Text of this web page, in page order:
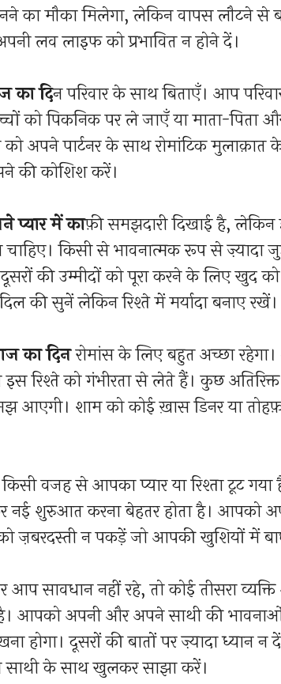
का मौका मिलेगा, लेकिन वापस लौटने
लव लाइफ को प्रभावित न होने दें।
का दिन परिवार के साथ बिताएँ। आप
को पिकनिक पर ले जाएँ या माता-पिता
अपने पार्टनर के साथ रोमांटिक
की कोशिश करें।
प्यार में काफ़ी समझदारी दिखाई है,
किसी से भावनात्मक रूप से
की उम्मीदों को पूरा करने के लिए खुद
की सुनें लेकिन रिश्ते में मर्यादा बनाए रखें।
का दिनरोमांस के लिए बहुत अच्छा
इस रिश्ते को गंभीरता से लेते हैं। कुछ
आएगी। शाम को कोई ख़ास डिनर या
वजह से आपका प्यार या रिश्ता टूट
नई शुरुआत करना बेहतर होता है। आपको
को ज़बरदस्ती न पकड़ें जो आपकी खुशियों में
आप सावधान नहीं रहे, तो कोई तीसरा
आपको अपनी और अपने साथी की
होगा। दूसरों की बातों पर ज़्यादा ध्यान
के साथ खुलकर साझा करें।